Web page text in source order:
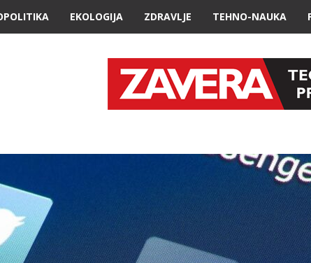
EKOLOGIJA ZDRAVLJE TEHNO-NAUKA